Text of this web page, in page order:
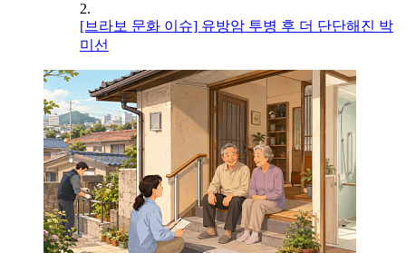
2.
[브라보 문화 이슈] 유방암 투병 후 더 단단해진 박
미선